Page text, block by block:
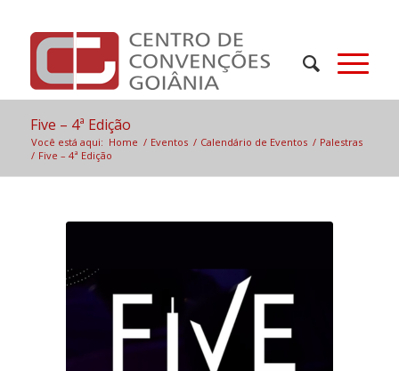
Five – 4ª Edição
Você está aqui: Home / Eventos / Calendário de Eventos / Palestras
/ Five – 4ª Edição